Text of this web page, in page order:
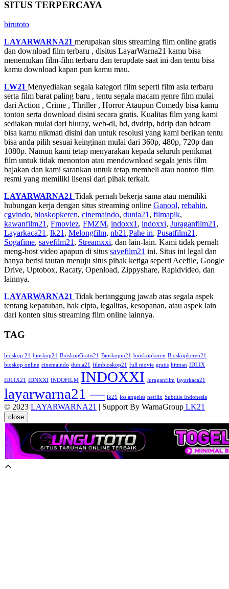
SITUS TERPERCAYA
birutoto
LAYARWARNA21 merupakan situs streaming film online gratis
dan download film terbaru , disitus LayarWarna21 kamu bisa
menemukan film-film terbaru dan terupdate saat ini dan tentu bisa
kamu download kapan pun kamu mau.
LW21 Menyediakan segala kategori film seperti film asia terbaru
serta film barat paling baru , tentu segala macam genre film mulai
dari Action , Crime , Thriller , Horror Ataupun Comedy bisa kamu
tonton serta download disini secara gratis. Kualitas film yang kami
sediakan mulai dari bluray, web-dl, hd, dvdrip, hdrip dan hdcam
bisa kamu nikmati disini dan untuk resolusi yang kami berikan tentu
bisa anda pilih sesuai keinginan mulai dari 360p, 480p, 720p dan
1080p. Namun kami tetap menyarakan kepada seluruh penikmat
film untuk tidak menonton atau mendownload segala jenis film
bajakan dan kami sarankan untuk tetap membeli atau nonton film
resmi yang memiliki lisensi dari pihak terkait.
LAYARWARNA21 Tidak pernah bekerja sama atau memiliki
hubungan kerja dengan situs streaming online Ganool, rebahin,
cgvindo, bioskopkeren, cinemaindo, dunia21 , filmapik,
kawanfilm21 , Fmoviez, FMZM, indoxx1 , indoxxi, Juraganfilm21 ,
Layarkaca21 , lk21 , Melongfilm, nb21 ,Pahe in, Pusatfilm21 ,
Sogafime, savefilm21 , Streamxxi, dan lain-lain. Kami tidak pernah
meng-host video apapun di situs savefilm21 ini. Situs ini legal dan
hanya berisi tautan menuju situs pihak ketiga seperti Acefile, Google
Drive, Uptobox, Racaty, Openload, Zippyshare, Rapidvideo, dan
lainnya.
LAYARWARNA21 Tidak bertanggung jawab atas segala aspek
tentang kepatuhan, hak cipta, legalitas, kesopanan, atau aspek lain
dari konten situs streaming film online lainnya.
TAG
bioskop 21 bioskop21 BioskopGratis21 Bioskopin21 bioskopkeren Bioskopkeren21
bioskop online cinemaindo dunia21 filmbioskop21 full movie gratis hitman IDLIX
IDLIX21 IDNXXI INDOFILM INDOXXI Juraganfilm layarkaca21
layarwarna21 — lk21 los angeles netflix Subtitle Indonesia
© 2023 LAYARWARNA21 | Support By WarnaGroup LK21
close